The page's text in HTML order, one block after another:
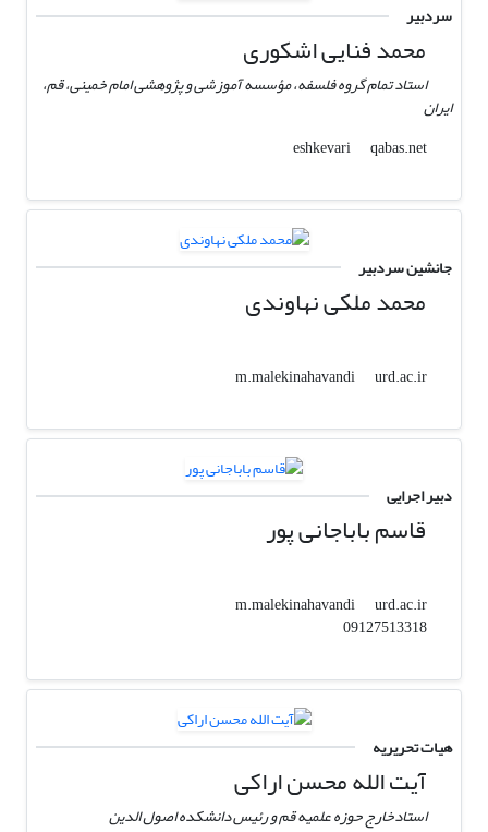
سردبیر
محمد فنایی اشکوری
استاد تمام گروه فلسفه، مؤسسه آموزشی و پژوهشی امام خمینی، قم،
ایران
eshkevari
qabas.net
جانشین سردبیر
محمد ملکی نهاوندی
m.malekinahavandi
urd.ac.ir
دبیر اجرایی
قاسم باباجانی پور
m.malekinahavandi
urd.ac.ir
09127513318
هیات تحریریه
آیت الله محسن اراکی
استادخارج حوزه علمیه قم و رئیس دانشکده اصول الدین